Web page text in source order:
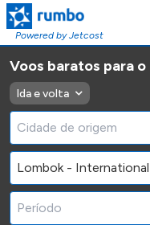
Powered by Jetcost
Voos baratos para o
Ida e volta